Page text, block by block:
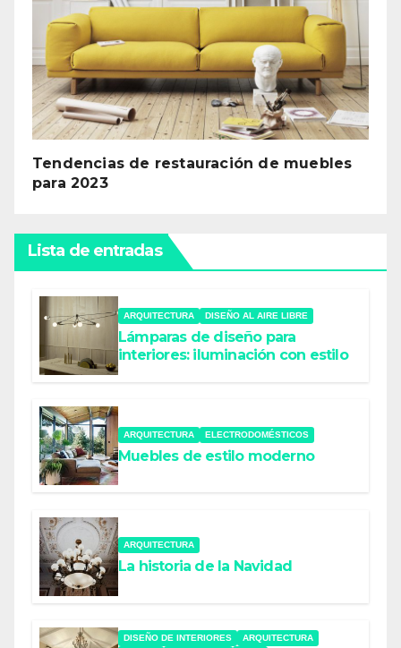
Tendencias de restauración de muebles
para 2023
Lista de entradas
ARQUITECTURA DISEÑO AL AIRE LIBRE
Lámparas de diseño para
interiores: iluminación con estilo
ARQUITECTURA ELECTRODOMÉSTICOS
Muebles de estilo moderno
ARQUITECTURA
La historia de la Navidad
DISEÑO DE INTERIORES
ARQUITECTURA